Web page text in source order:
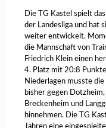
Die TG Kastel spielt
der Landesliga und hat
weiter entwickelt.
die Mannschaft von
Friedrich Klein einen
4. Platz mit 20:8
Niederlagen musste die
bisher gegen
Breckenheim und
hinnehmen. Die TG